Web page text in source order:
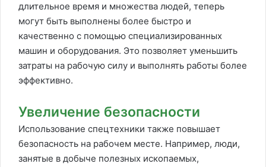
длительное время и множества людей, теперь
могут быть выполнены более быстро и
качественно с помощью специализированных
машин и оборудования. Это позволяет уменьшить
затраты на рабочую силу и выполнять работы более
эффективно.
Увеличение безопасности
Использование спецтехники также повышает
безопасность на рабочем месте. Например, люди,
занятые в добыче полезных ископаемых,